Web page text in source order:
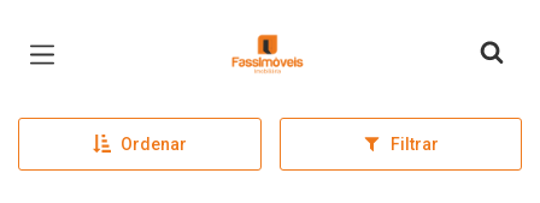
Página inicial
Ordenar Filtrar